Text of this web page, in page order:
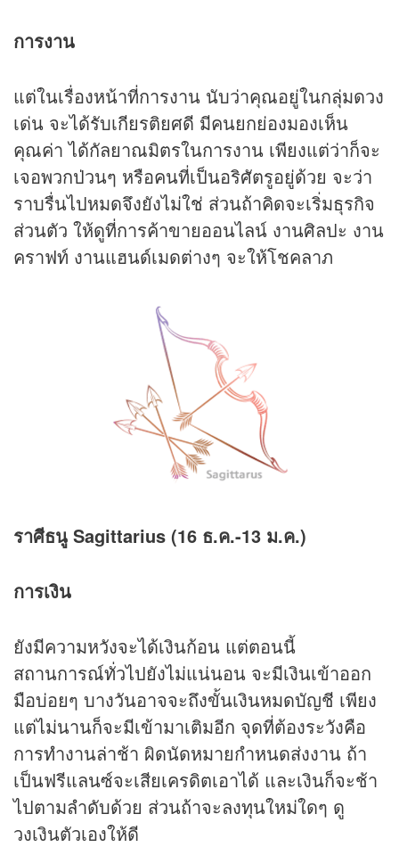
การงาน
แต่ในเรื่องหน้าที่การงาน นับว่าคุณอยู่ในกลุ่มดวง
เด่น จะได้รับเกียรติยศดี มีคนยกย่องมองเห็น
คุณค่า ได้กัลยาณมิตรในการงาน เพียงแต่ว่าก็จะ
เจอพวกป่วนๆ หรือคนที่เป็นอริศัตรูอยู่ด้วย จะว่า
ราบรื่นไปหมดจึงยังไม่ใช่ ส่วนถ้าคิดจะเริ่มธุรกิจ
ส่วนตัว ให้ดูที่การค้าขายออนไลน์ งานศิลปะ งาน
คราฟท์ งานแฮนด์เมดต่างๆ จะให้โชคลาภ
ราศีธนู Sagittarius (16 ธ.ค.-13 ม.ค.)
การเงิน
ยังมีความหวังจะได้เงินก้อน แต่ตอนนี้
สถานการณ์ทั่วไปยังไม่แน่นอน จะมีเงินเข้าออก
มือบ่อยๆ บางวันอาจจะถึงขั้นเงินหมดบัญชี เพียง
แต่ไม่นานก็จะมีเข้ามาเติมอีก จุดที่ต้องระวังคือ
การทำงานล่าช้า ผิดนัดหมายกำหนดส่งงาน ถ้า
เป็นฟรีแลนซ์จะเสียเครดิตเอาได้ และเงินก็จะช้า
ไปตามลำดับด้วย ส่วนถ้าจะลงทุนใหม่ใดๆ ดู
วงเงินตัวเองให้ดี